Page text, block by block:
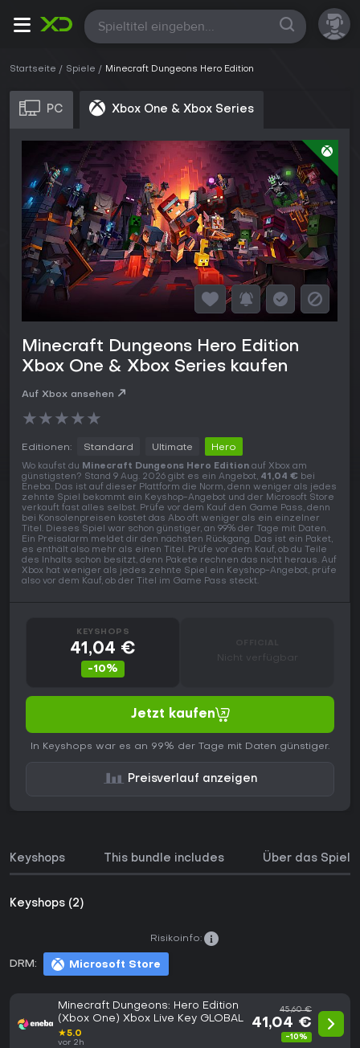
Alle
Startseite Spiele Minecraft Dungeons Hero Edition
PC Xbox One & Xbox Series
Minecraft Dungeons Hero Edition
Xbox One & Xbox Series kaufen
Auf Xbox ansehen
★★★★★
Editionen: Standard Ultimate Hero
Wo kaufst du Minecraft Dungeons Hero Edition auf Xbox am
günstigsten? Stand 9 Aug. 2026 gibt es ein Angebot, 41,04 € bei
Eneba. Das ist auf dieser Plattform die Norm, denn weniger als jedes
zehnte Spiel bekommt ein Keyshop-Angebot und der Microsoft Store
verkauft fast alles selbst. Prüfe vor dem Kauf den Game Pass, denn
bei Konsolenpreisen kostet das Abo oft weniger als ein einzelner
Titel. Dieses Spiel war schon günstiger, an 99% der Tage mit Daten.
Ein Preisalarm meldet dir den nächsten Rückgang. Das ist ein Paket,
es enthält also mehr als einen Titel. Prüfe vor dem Kauf, ob du Teile
des Inhalts schon besitzt, denn Pakete rechnen das nicht heraus. Auf
Xbox hat weniger als jedes zehnte Spiel ein Keyshop-Angebot, prüfe
also vor dem Kauf, ob der Titel im Game Pass steckt.
KEYSHOPS
41,04 €
-10%
Nicht verfügbar
Jetzt kaufen
In Keyshops war es an 99% der Tage mit Daten günstiger.
Preisverlauf anzeigen
Keyshops This bundle includes Über das Spiel
Keyshops (2)
DRM: Microsoft Store
Risikoinfo:
Minecraft Dungeons: Hero Edition
(Xbox One) Xbox Live Key GLOBAL
★5.0
vor 2h
45,60 €
41,04 €
-10%